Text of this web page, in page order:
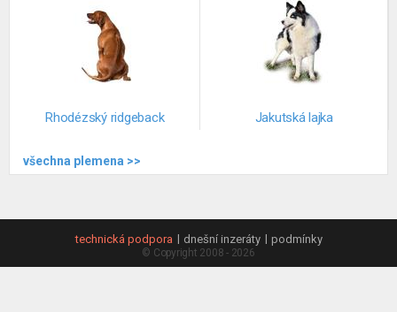
Rhodézský ridgeback Jakutská lajka
všechna plemena >>
technická podpora dnešní inzeráty podmínky
© Copyright 2008 - 2026